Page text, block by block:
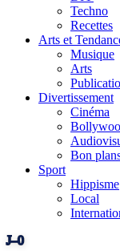
Techno
Recettes
Arts et
Musique
Arts
Divertissement
Cinéma
Bon
Sport
Hippisme
Local
J–0